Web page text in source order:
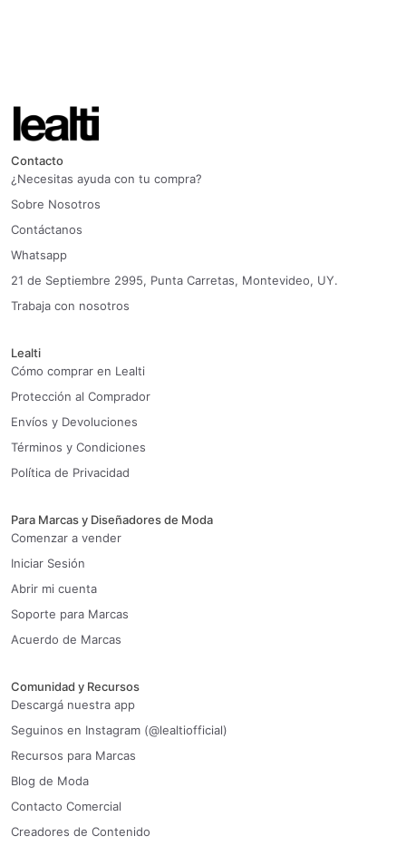
Contacto
¿Necesitas ayuda con tu compra?
Sobre Nosotros
Contáctanos
Whatsapp
21 de Septiembre 2995, Punta Carretas, Montevideo, UY.
Trabaja con nosotros
Lealti
Cómo comprar en Lealti
Protección al Comprador
Envíos y Devoluciones
Términos y Condiciones
Política de Privacidad
Para Marcas y Diseñadores de Moda
Comenzar a vender
Iniciar Sesión
Abrir mi cuenta
Soporte para Marcas
Acuerdo de Marcas
Comunidad y Recursos
Descargá nuestra app
Seguinos en Instagram (@lealtiofficial)
Recursos para Marcas
Blog de Moda
Contacto Comercial
Creadores de Contenido